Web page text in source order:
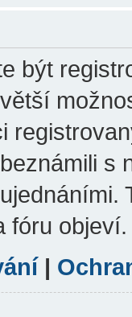
být
s
fóru objeví.
|